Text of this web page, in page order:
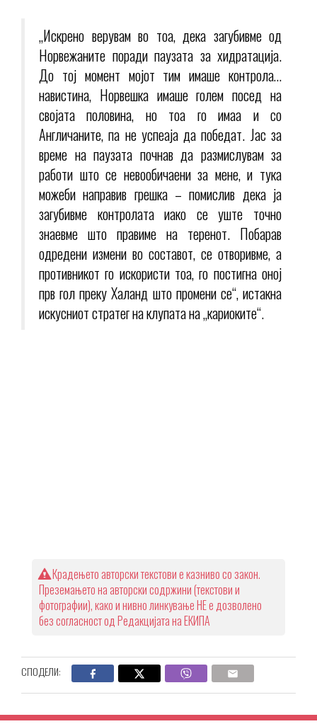
„Искрено верувам во тоа, дека загубивме од
Норвежаните поради паузата за хидратација.
До тој момент мојот тим имаше контрола…
навистина, Норвешка имаше голем посед на
својата половина, но тоа го имаа и со
Англичаните, па не успеаја да победат. Јас за
време на паузата почнав да размислувам за
работи што се невообичаени за мене, и тука
можеби направив грешка – помислив дека ја
загубивме контролата иако се уште точно
знаевме што правиме на теренот. Побарав
одредени измени во составот, се отворивме, а
противникот го искористи тоа, го постигна оној
прв гол преку Халанд што промени се“, истакна
искусниот стратег на клупата на „кариоките“.
Крадењето авторски текстови е казниво со закон.
Преземањето на авторски содржини (текстови и
фотографии), како и нивно линкување НЕ е дозволено
без согласност од Редакцијата на ЕКИПА
СПОДЕЛИ: